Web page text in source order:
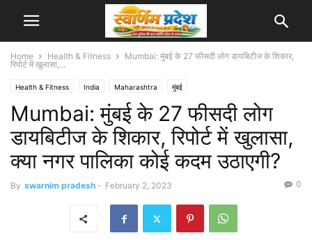
Home Health & Fitness
Mumbai: मुंबई के 27 फीसदी लोग डायबिटीज के शिकार,
रिपोर्ट में खुलासा,...
Health & Fitness India Maharashtra मुंबई
Mumbai: मुंबई के 27 फीसदी लोग
डायबिटीज के शिकार, रिपोर्ट में खुलासा,
क्या नगर पालिका कोई कदम उठाएगी?
By swarnim pradesh - February 2, 2023 0